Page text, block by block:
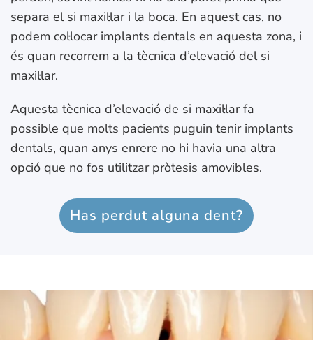
separa el si maxil·lar i la boca. En aquest cas, no
podem col·locar implants dentals en aquesta zona, i
és quan recorrem a la tècnica d’elevació del si
maxil·lar.
Aquesta tècnica d’elevació de si maxil·lar fa
possible que molts pacients puguin tenir implants
dentals, quan anys enrere no hi havia una altra
opció que no fos utilitzar pròtesis amovibles.
Has perdut alguna dent?